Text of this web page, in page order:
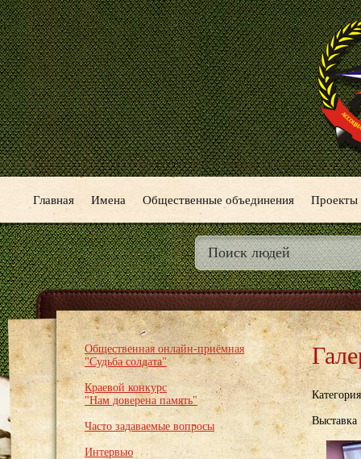
Главная Имена Общественные объединения Проекты
Общественная онлайн-приёмная
"Судьба солдата"
Краевой конкурс
"Нам доверена память"
Часто задаваемые вопросы
Интервью
Выставка